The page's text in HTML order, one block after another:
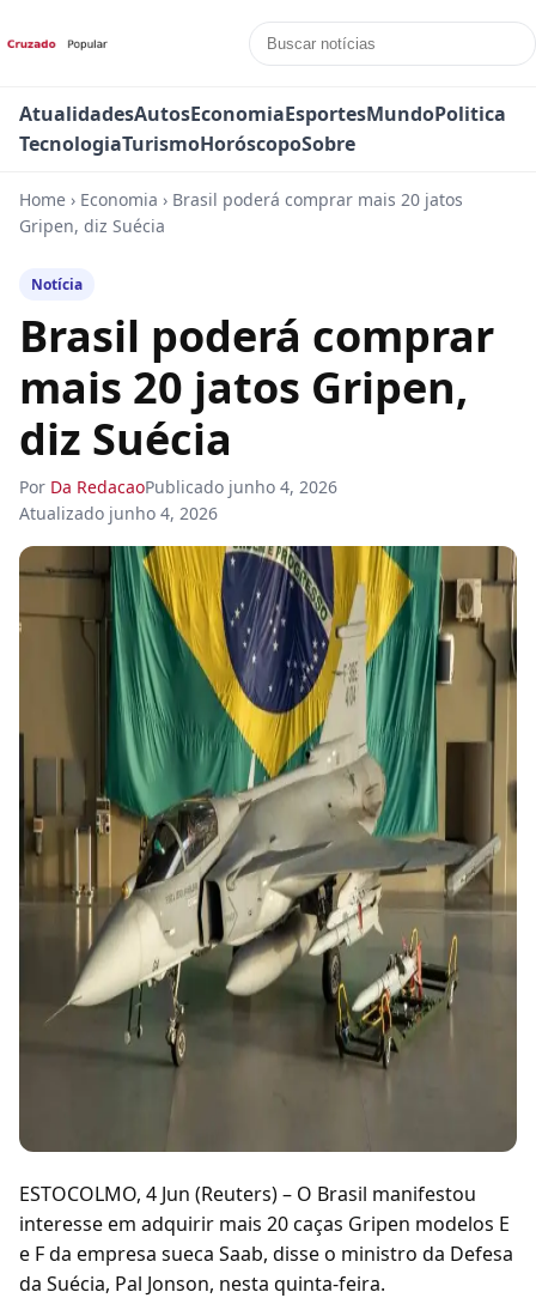
AtualidadesAutosEconomiaEsportesMundoPolitica
TecnologiaTurismoHoróscopoSobre
Home › Economia › Brasil poderá comprar mais 20 jatos
Gripen, diz Suécia
Notícia
Brasil poderá comprar
mais 20 jatos Gripen,
diz Suécia
Por Da RedacaoPublicado junho 4, 2026
Atualizado junho 4, 2026
ESTOCOLMO, 4 Jun (Reuters) – O Brasil manifestou
interesse em adquirir mais 20 caças Gripen modelos E
e F da empresa sueca Saab, disse o ministro da Defesa
da Suécia, Pal Jonson, nesta quinta-feira.